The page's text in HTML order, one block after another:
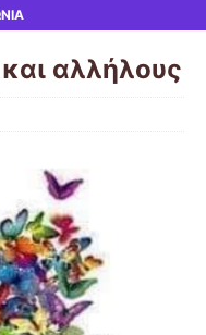
αλλήλους